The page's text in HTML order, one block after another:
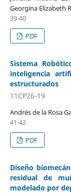
Georgina Elizabeth
39-40
PDF
Sistema
inteligencia
estructurados
11CP26-19
Andrés de la Rosa
41-42
PDF
Diseño
residual de
modelado por